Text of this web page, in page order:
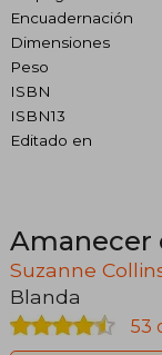
Encuadernación
Dimensiones
Peso
ISBN
ISBN13
Editado en
Amanecer
Suzanne
Blanda
53